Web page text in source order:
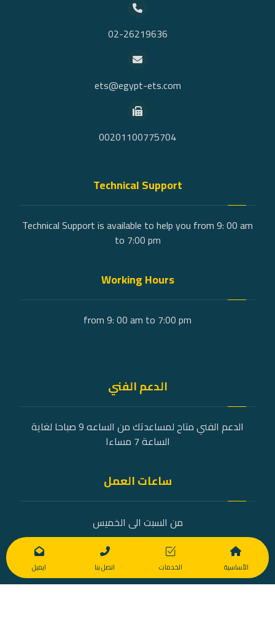
02-26219636
ets@egypt-ets.com
00201100775704
Technical Support
Technical Support is available to help you from 9: 00 am
to 7:00 pm
Working Hours
from 9: 00 am to 7:00 pm
الدعم الفني
الدعم الفني متاح لمساعدتك من الساعه 9 صباحا لغاية
الساعة 7 مساءا
ساعات العمل
من السبت الى الخميس
9 صباحًا - 7 مساءً
الأساسية الخدمات اتصل بنا ايميل